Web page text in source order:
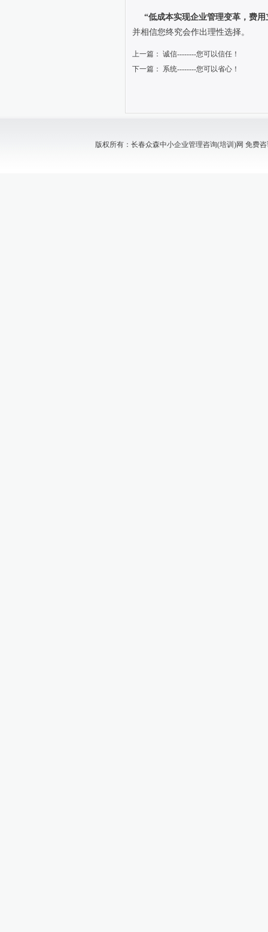
“低成本实现企业管理变革，费用
并相信您终究会作出理性选择。
上一篇： 诚信--------您可以信任！
下一篇： 系统--------您可以省心！
版权所有：长春众森中小企业管理咨询(培训)网 免费咨